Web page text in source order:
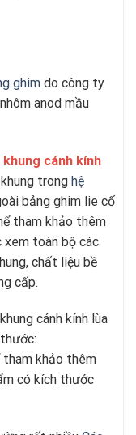
ghim do công ty
anod mầu
cánh kính
trong hệ
bảng ghim lie cố
tham khảo thêm
xem toàn bộ các
chất liệu bề
cấp.
cánh kính lùa
tham khảo thêm
có kích thước